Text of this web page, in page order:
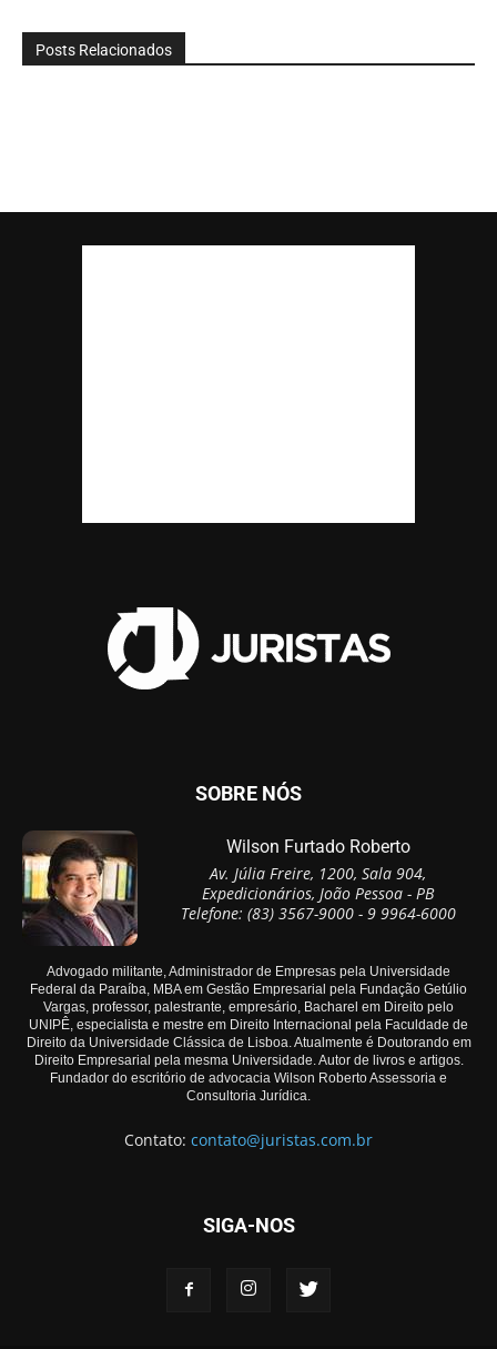
Posts Relacionados
SOBRE NÓS
Wilson Furtado Roberto
Av. Júlia Freire, 1200, Sala 904,
Expedicionários, João Pessoa - PB
Telefone: (83) 3567-9000 - 9 9964-6000
Advogado militante, Administrador de Empresas pela Universidade
Federal da Paraíba, MBA em Gestão Empresarial pela Fundação Getúlio
Vargas, professor, palestrante, empresário, Bacharel em Direito pelo
UNIPÊ, especialista e mestre em Direito Internacional pela Faculdade de
Direito da Universidade Clássica de Lisboa. Atualmente é Doutorando em
Direito Empresarial pela mesma Universidade. Autor de livros e artigos.
Fundador do escritório de advocacia Wilson Roberto Assessoria e
Consultoria Jurídica.
Contato: contato@juristas.com.br
SIGA-NOS